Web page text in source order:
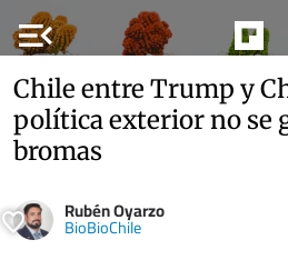
menu_open
Chile entre Trump y
política exterior no se
bromas
Rubén Oyarzo
BioBioChile